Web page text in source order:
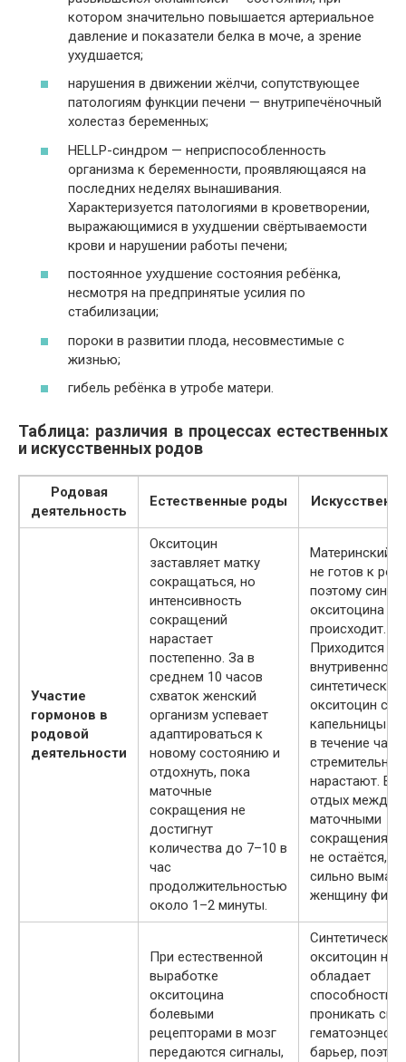
котором значительно повышается артериальное
давление и показатели белка в моче, а зрение
ухудшается;
нарушения в движении жёлчи, сопутствующее
патологиям функции печени — внутрипечёночный
холестаз беременных;
HELLP-синдром — неприспособленность
организма к беременности, проявляющаяся на
последних неделях вынашивания.
Характеризуется патологиями в кроветворении,
выражающимися в ухудшении свёртываемости
крови и нарушении работы печени;
постоянное ухудшение состояния ребёнка,
несмотря на предпринятые усилия по
стабилизации;
пороки в развитии плода, несовместимые с
жизнью;
гибель ребёнка в утробе матери.
Таблица: различия в процессах естественных
и искусственных родов
Родовая
деятельность
Естественные роды
Участие
гормонов в
родовой
деятельности
Окситоцин
заставляет матку
сокращаться, но
интенсивность
сокращений
нарастает
постепенно. За в
среднем 10 часов
схваток женский
организм успевает
адаптироваться к
новому состоянию и
отдохнуть, пока
маточные
сокращения не
достигнут
количества до 7–10 в
час
продолжительностью
около 1–2 минуты.
Материнский
не готов к
поэтому
окситоцина не
происходит.
Приходится
внутривенно
синтетический
окситоцин с
капельницы и
в течение часа
стремительно
нарастают.
отдых между
маточными
сокращениями
не остаётся,
сильно
женщину
При естественной
выработке
окситоцина
болевыми
рецепторами в мозг
передаются сигналы,
Синтетический
окситоцин не
обладает
способностью
проникать
барьер,